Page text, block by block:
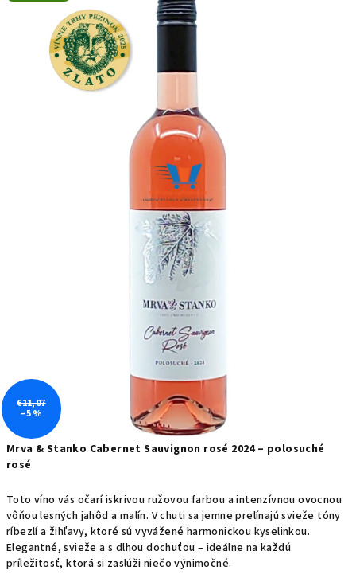
Mrva & Stanko Cabernet Sauvignon rosé 2024 – polosuché
rosé
Toto víno vás očarí iskrivou ružovou farbou a intenzívnou ovocnou
vôňou lesných jahôd a malín. V chuti sa jemne prelínajú svieže tóny
ríbezlí a žihľavy, ktoré sú vyvážené harmonickou kyselinkou.
Elegantné, svieže a s dlhou dochuťou – ideálne na každú
príležitosť, ktorá si zaslúži niečo výnimočné.
je
0,0
z
5
hviezdičiek.
€11,07
–5 %